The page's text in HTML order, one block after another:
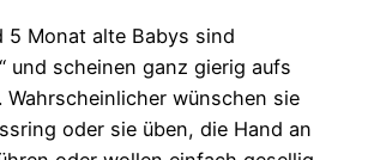
5 Monat alte Babys sind
und scheinen ganz gierig aufs
Wahrscheinlicher wünschen sie
oder sie üben, die Hand an